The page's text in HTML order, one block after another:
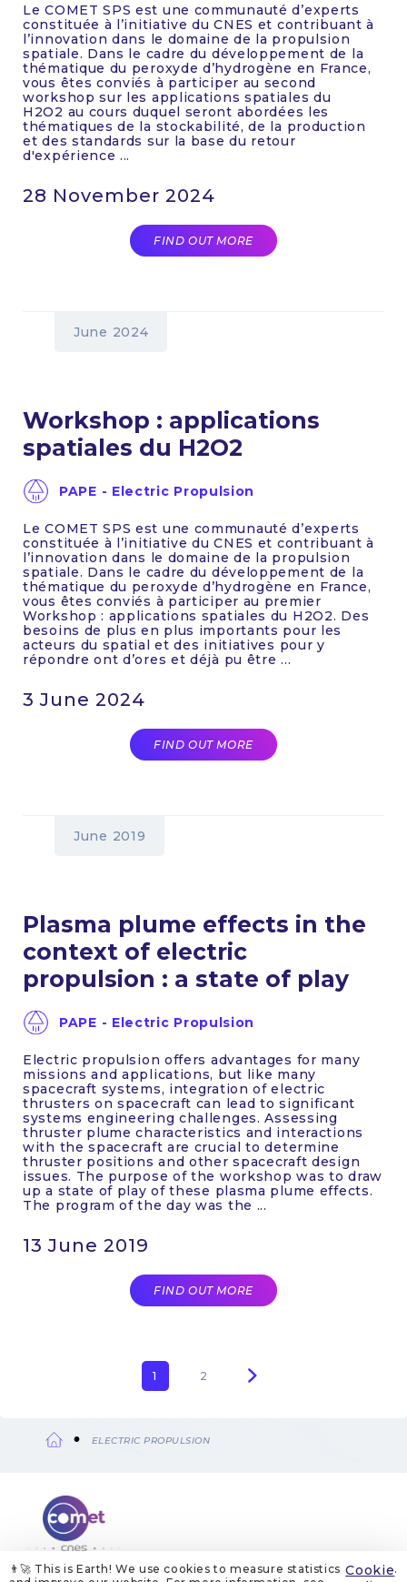
👨‍🚀 This is Earth! We use cookies to measure statistics Cookie.
28 November 2024
Le COMET SPS est une communauté d’experts
constituée à l’initiative du CNES et contribuant à
l’innovation dans le domaine de la propulsion
spatiale. Dans le cadre du développement de la
thématique du peroxyde d’hydrogène en France,
vous êtes conviés à participer au second
workshop sur les applications spatiales du
H2O2 au cours duquel seront abordées les
thématiques de la stockabilité, de la production
et des standards sur la base du retour
d'expérience ...
FIND OUT MORE
June 2024
3 June 2024
Workshop : applications
spatiales du H2O2
PAPE - Electric Propulsion
Le COMET SPS est une communauté d’experts
constituée à l’initiative du CNES et contribuant à
l’innovation dans le domaine de la propulsion
spatiale. Dans le cadre du développement de la
thématique du peroxyde d’hydrogène en France,
vous êtes conviés à participer au premier
Workshop : applications spatiales du H2O2. Des
besoins de plus en plus importants pour les
acteurs du spatial et des initiatives pour y
répondre ont d’ores et déjà pu être ...
FIND OUT MORE
June 2019
13 June 2019
Plasma plume effects in the
context of electric
propulsion : a state of play
PAPE - Electric Propulsion
Electric propulsion offers advantages for many
missions and applications, but like many
spacecraft systems, integration of electric
thrusters on spacecraft can lead to significant
systems engineering challenges. Assessing
thruster plume characteristics and interactions
with the spacecraft are crucial to determine
thruster positions and other spacecraft design
issues. The purpose of the workshop was to draw
up a state of play of these plasma plume effects.
The program of the day was the ...
FIND OUT MORE
Current
page
1 Page
2
ELECTRIC PROPULSION